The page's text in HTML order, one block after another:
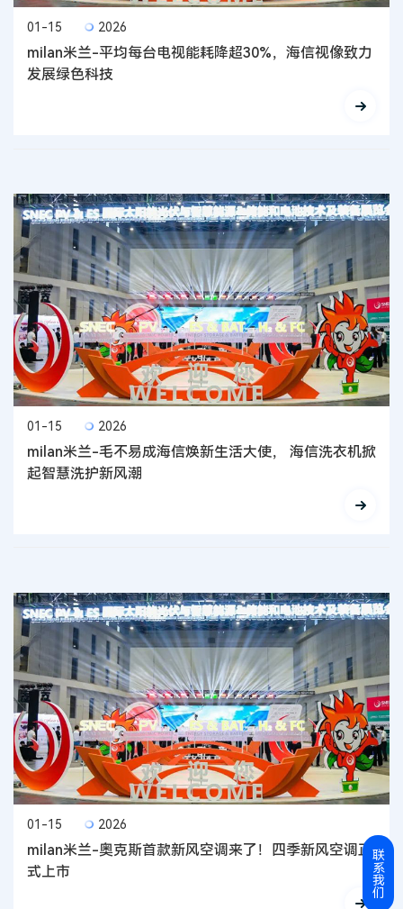
01-15 2026
milan米兰-平均每台电视能耗降超30%，海信视像致力
发展绿色科技
01-15 2026
milan米兰-毛不易成海信焕新生活大使， 海信洗衣机掀
起智慧洗护新风潮
01-15 2026
milan米兰-奥克斯首款新风空调来了！四季新风空调正
式上市
联
系
我
们